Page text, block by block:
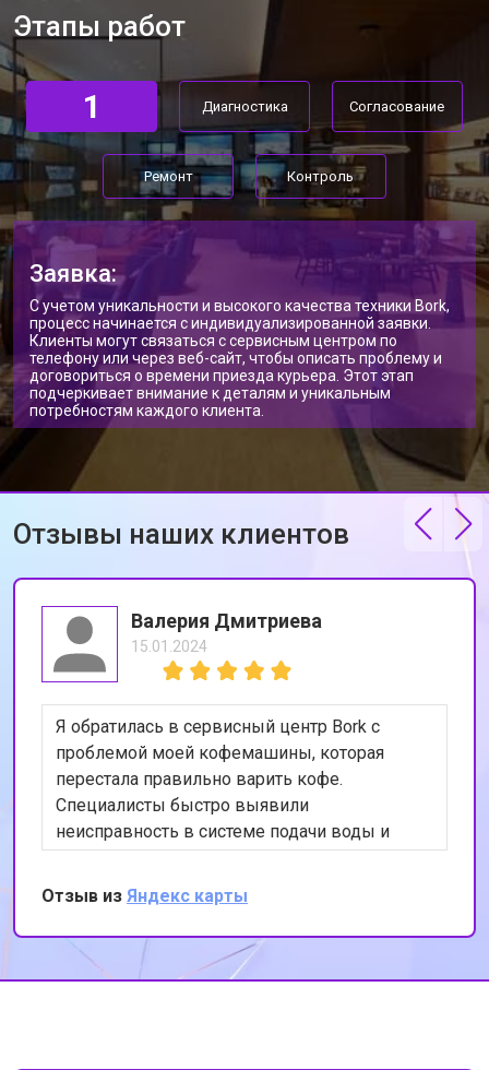
Этапы работ
1 Диагностика Согласование
Ремонт Контроль
Заявка:
С учетом уникальности и высокого качества техники Bork,
процесс начинается с индивидуализированной заявки.
Клиенты могут связаться с сервисным центром по
телефону или через веб-сайт, чтобы описать проблему и
договориться о времени приезда курьера. Этот этап
подчеркивает внимание к деталям и уникальным
потребностям каждого клиента.
Отзывы наших клиентов
Валерия Дмитриева
15.01.2024
Я обратилась в сервисный центр Bork с
проблемой моей кофемашины, которая
перестала правильно варить кофе.
Специалисты быстро выявили
неисправность в системе подачи воды и
устранили её. Теперь моя кофемашина
работает как новая. Я очень довольна
качеством обслуживания и
профессионализмом сотрудников. Спасибо
за вашу работу!
Отзыв из Яндекс карты